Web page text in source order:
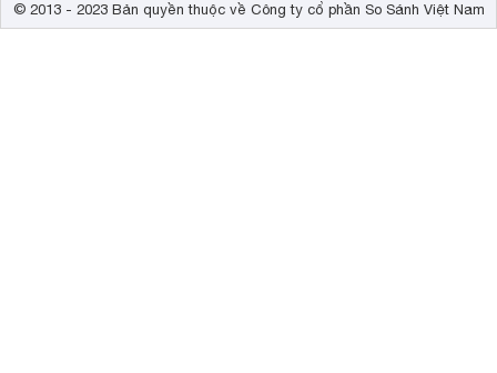
© 2013 - 2023 Bản quyền thuộc về Công ty cổ phần So Sánh Việt Nam